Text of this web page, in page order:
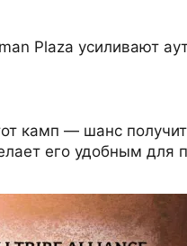
Plaza усиливают
камп — шанс
его удобным для